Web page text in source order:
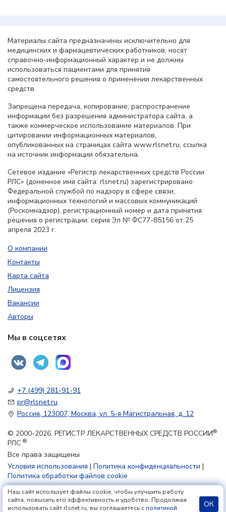
Материалы сайта предназначены исключительно для
медицинских и фармацевтических работников, носят
справочно-информационный характер и не должны
использоваться пациентами для принятия
самостоятельного решения о применении лекарственных
средств.
Запрещена передача, копирование, распространение
информации без разрешения администратора сайта, а
также коммерческое использование материалов. При
цитировании информационных материалов,
опубликованных на страницах сайта www.rlsnet.ru, ссылка
на источник информации обязательна.
Сетевое издание «Регистр лекарственных средств России
РЛС» (доменное имя сайта: rlsnet.ru) зарегистрировано
Федеральной службой по надзору в сфере связи,
информационных технологий и массовых коммуникаций
(Роскомнадзор), регистрационный номер и дата принятия
решения о регистрации: серия Эл № ФС77-85156 от 25
апреля 2023 г.
О компании
Контакты
Карта сайта
Лицензия
Вакансии
Авторы
Мы в соцсетях
+7 (499) 281-91-91
pr@rlsnet.ru
Россия, 123007, Москва, ул. 5-я Магистральная, д. 12
© 2000-2026. РЕГИСТР ЛЕКАРСТВЕННЫХ СРЕДСТВ РОССИИ®
РЛС ®
Все права защищены
Условия использования | Политика конфиденциальности |
Политика обработки файлов cookie
18+
Наш сайт использует файлы cookie, чтобы улучшить работу
сайта, повысить его эффективность и удобство. Продолжая
использовать сайт rlsnet.ru, вы соглашаетесь с политикой ОК